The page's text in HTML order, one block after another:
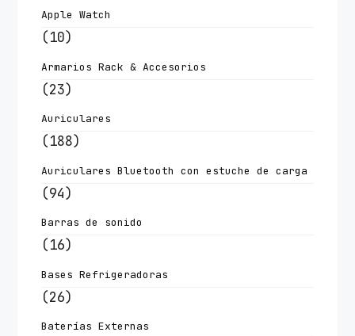
Apple Watch
(10)
Armarios Rack & Accesorios
(23)
Auriculares
(188)
Auriculares Bluetooth con estuche de carga
(94)
Barras de sonido
(16)
Bases Refrigeradoras
(26)
Baterías Externas